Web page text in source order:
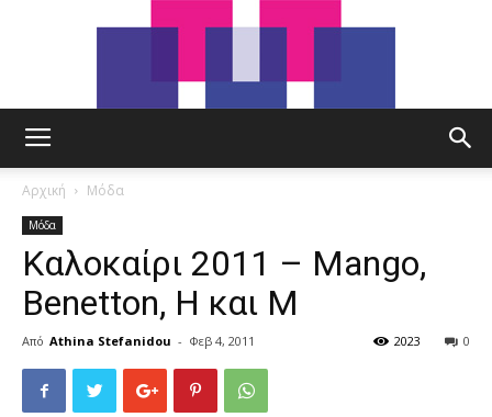
Αρχική Μόδα
Μόδα
Καλοκαίρι 2011 – Mango,
Benetton, H και M
Από Athina Stefanidou - Φεβ 4, 2011 0
2023